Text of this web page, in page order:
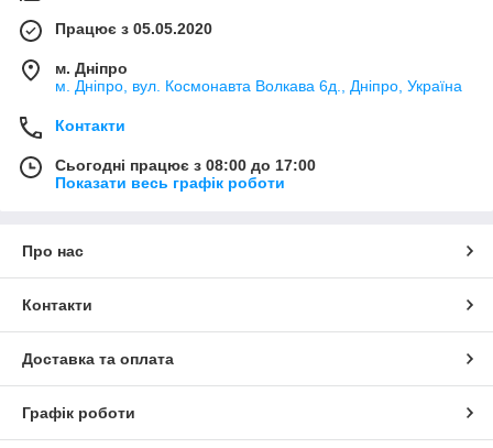
Працює з 05.05.2020
м. Дніпро
м. Дніпро, вул. Космонавта Волкава 6д., Дніпро, Україна
Контакти
Сьогодні працює з 08:00 до 17:00
Показати весь графік роботи
Про нас
Контакти
Доставка та оплата
Графік роботи